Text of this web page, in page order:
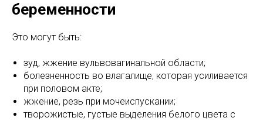
беременности
Это могут быть:
зуд, жжение вульвовагинальной области;
болезненность во влагалище, которая усиливается
при половом акте;
жжение, резь при мочеиспускании;
творожистые, густые выделения белого цвета с